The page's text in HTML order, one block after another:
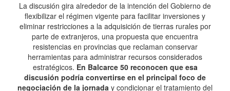
La discusión gira alrededor de la intención del Gobierno de
flexibilizar el régimen vigente para facilitar inversiones y
eliminar restricciones a la adquisición de tierras rurales por
parte de extranjeros, una propuesta que encuentra
resistencias en provincias que reclaman conservar
herramientas para administrar recursos considerados
estratégicos. En Balcarce 50 reconocen que esa
discusión podría convertirse en el principal foco de
negociación de la jornada y condicionar el tratamiento del